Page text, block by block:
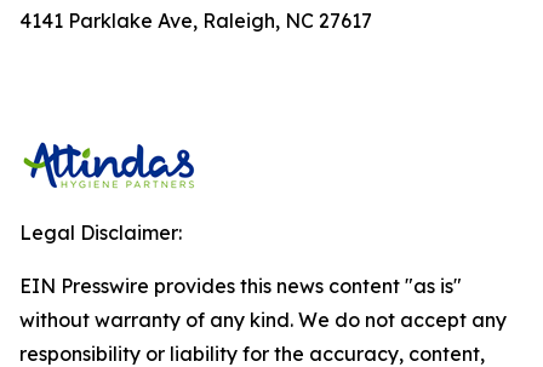
4141 Parklake Ave, Raleigh, NC 27617
Legal Disclaimer:
EIN Presswire provides this news content "as is"
without warranty of any kind. We do not accept any
responsibility or liability for the accuracy, content,